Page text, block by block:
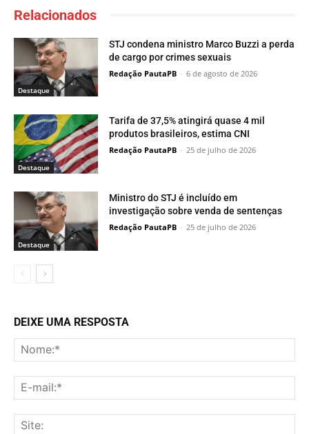
Relacionados
Destaque
STJ condena ministro Marco Buzzi a perda
de cargo por crimes sexuais
Redação PautaPB - 6 de agosto de 2026
Destaque
Tarifa de 37,5% atingirá quase 4 mil
produtos brasileiros, estima CNI
Redação PautaPB - 25 de julho de 2026
Destaque
Ministro do STJ é incluído em
investigação sobre venda de sentenças
Redação PautaPB - 25 de julho de 2026
DEIXE UMA RESPOSTA